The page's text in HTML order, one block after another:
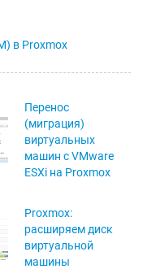
в Proxmox
Перенос
(миграция)
виртуальных
машин с VMware
ESXi на Proxmox
Proxmox:
расширяем диск
виртуальной
машины